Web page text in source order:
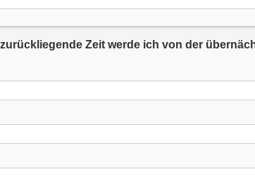
Zeit werde ich von der